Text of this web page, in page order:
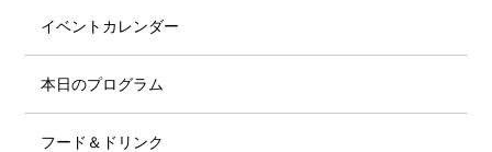
イベントカレンダー
本日のプログラム
フード＆ドリンク